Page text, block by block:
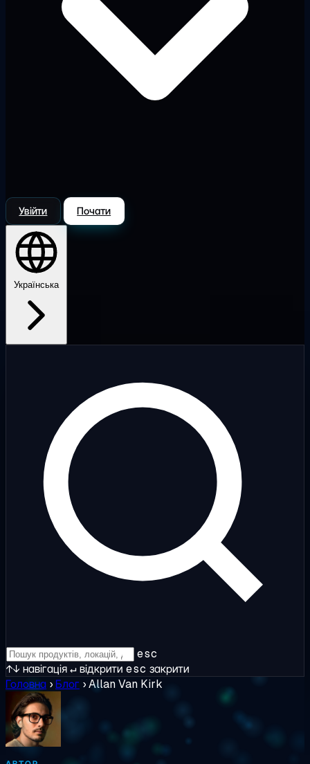
Увійти Почати
Українська
esc
↑↓ навігація↵відкрити esc закрити
Головна ›Блог ›Allan Van Kirk